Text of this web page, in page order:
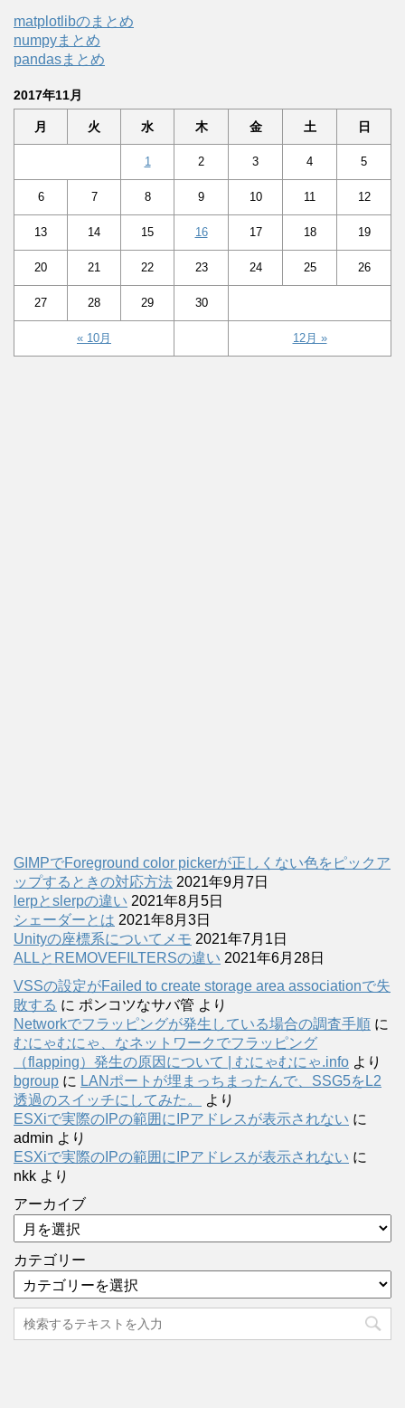
matplotlibのまとめ
numpyまとめ
pandasまとめ
2017年11月
月 火 水 木 金 土 日
« 10月 12月 »
1 2 3 4 5
6 7 8 9 10 11 12
13 14 15 16 17 18 19
20 21 22 23 24 25 26
27 28 29 30
GIMPでForeground color pickerが正しくない色をピックア
ップするときの対応方法 2021年9月7日
lerpとslerpの違い 2021年8月5日
シェーダーとは 2021年8月3日
Unityの座標系についてメモ 2021年7月1日
ALLとREMOVEFILTERSの違い 2021年6月28日
VSSの設定がFailed to create storage area associationで失
敗する に ポンコツなサバ管 より
Networkでフラッピングが発生している場合の調査手順 に
むにゃむにゃ、なネットワークでフラッピング
（flapping）発生の原因について | むにゃむにゃ.info より
bgroup に LANポートが埋まっちまったんで、SSG5をL2
透過のスイッチにしてみた。
より
ESXiで実際のIPの範囲にIPアドレスが表示されない に
admin より
ESXiで実際のIPの範囲にIPアドレスが表示されない に
nkk より
アーカイブ
カテゴリー